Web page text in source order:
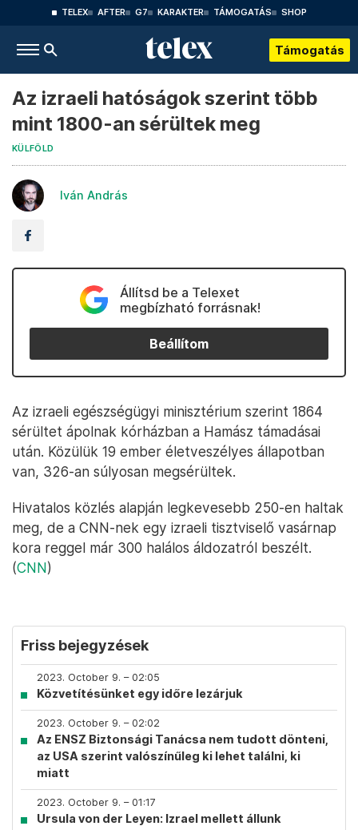
TELEX AFTER G7 KARAKTER TÁMOGATÁS SHOP
Támogatás
Az izraeli hatóságok szerint több
mint 1800-an sérültek meg
KÜLFÖLD
Iván András
Állítsd be a Telexet
megbízható forrásnak!
Beállítom
Az izraeli egészségügyi minisztérium szerint 1864
sérültet ápolnak kórházban a Hamász támadásai
után. Közülük 19 ember életveszélyes állapotban
van, 326-an súlyosan megsérültek.
Hivatalos közlés alapján legkevesebb 250-en haltak
meg, de a CNN-nek egy izraeli tisztviselő vasárnap
kora reggel már 300 halálos áldozatról beszélt.
(CNN)
Friss bejegyzések
2023. October 9. – 02:05
Közvetítésünket egy időre lezárjuk
2023. October 9. – 02:02
Az ENSZ Biztonsági Tanácsa nem tudott dönteni,
az USA szerint valószínűleg ki lehet találni, ki
miatt
2023. October 9. – 01:17
Ursula von der Leyen: Izrael mellett állunk